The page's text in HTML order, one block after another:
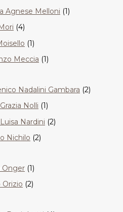
Agnese Melloni (1)
(4)
(1)
Meccia (1)
Nadalini Gambara (2)
Nolli (1)
Nardini (2)
Nichilo (2)
Onger (1)
Orizio (2)